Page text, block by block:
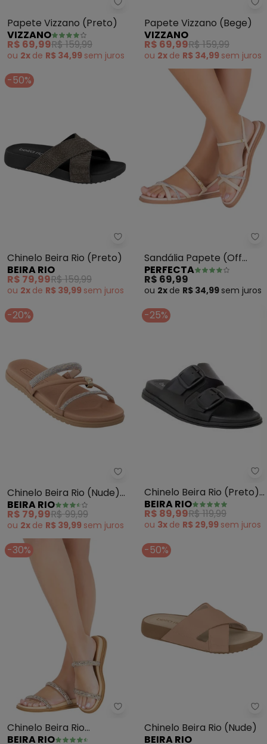
Vizzano - Papete Vizzano
Papete Vizzano (Preto)
VIZZANO
R$ 69,99R$ 159,99
ou 2x de R$ 34,99 sem juros
Papete Vizzano (Bege)
VIZZANO
R$ 69,99R$ 159,99
ou 2x de R$ 34,99 sem juros
-50%
Beira Rio - Chinelo Beira Rio
Chinelo Beira Rio (Preto)
BEIRA RIO
R$ 79,99R$ 159,99
ou 2x de R$ 39,99 sem juros
Sandália Papete (Off
White) em Sintético e
Strass
PERFECTA
R$ 69,99
ou 2x de R$ 34,99 sem juros
-20%
Beira Rio - Chinelo Beira Rio
Chinelo Beira Rio (Nude)
em Sintético
BEIRA RIO
R$ 79,99R$ 99,99
ou 2x de R$ 39,99 sem juros
-25%
Chinelo Beira Rio (Preto)
em Sintético
BEIRA RIO
R$ 89,99R$ 119,99
ou 3x de R$ 29,99 sem juros
-30%
Beira Rio - Chinelo Beira Rio
Chinelo Beira Rio
BEIRA RIO
-50%
Chinelo Beira Rio (Nude)
BEIRA RIO